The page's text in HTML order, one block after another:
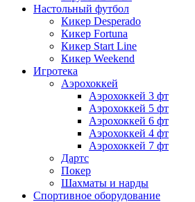
Настольный футбол
Кикер Desperado
Кикер Fortuna
Кикер Start Line
Кикер Weekend
Игротека
Аэрохоккей
Аэрохоккей 3 фт
Аэрохоккей 5 фт
Аэрохоккей 6 фт
Аэрохоккей 4 фт
Аэрохоккей 7 фт
Дартс
Покер
Шахматы и нарды
Спортивное оборудование